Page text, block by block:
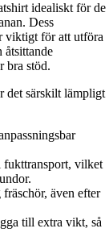
idealiskt för de
Dess
viktigt för att utföra
åtsittande
bra stöd.
det särskilt lämpligt
fukttransport, vilket
även efter
till extra vikt, så